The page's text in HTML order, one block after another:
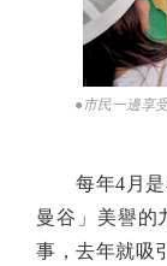
●市民一邊享
每年4月是
曼谷」美譽的
事，去年就吸